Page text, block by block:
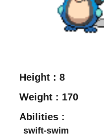
Height :8
Weight : 170
Abilities :
swift-swim